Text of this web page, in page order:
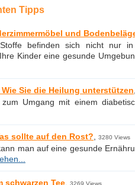
Tipps
und
Stoffe befinden sich nicht nur
Kinder eine gesunde
Sie die Heilung unterstützen
Umgang mit einem
sollte auf den Rost? 3280 Views
man auf eine gesunde
schwarzen Tee 3269 Views